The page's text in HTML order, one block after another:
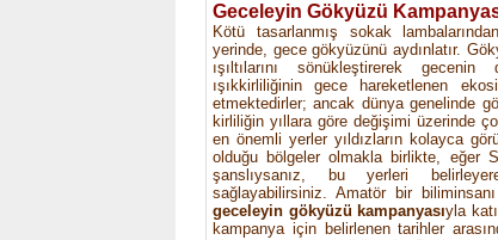
Geceleyin Gökyüzü
Kötü tasarlanmış sokak
yerinde, gece gökyüzünü aydınlatır.
ışıltılarını sönükleştirerek
ışıkkirliliğinin gece hareketlenen
etmektedirler; ancak dünya genelinde
kirliliğin yıllara göre değişimi üzerinde
en önemli yerler yıldızların kolayca
olduğu bölgeler olmakla birlikte, eğer
şanslıysanız, bu yerleri
sağlayabilirsiniz. Amatör bir
geceleyin gökyüzü kampanyasıyla
kampanya için belirlenen tarihler